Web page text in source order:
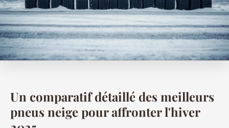
Un comparatif détaillé des meilleurs
pneus neige pour affronter l'hiver